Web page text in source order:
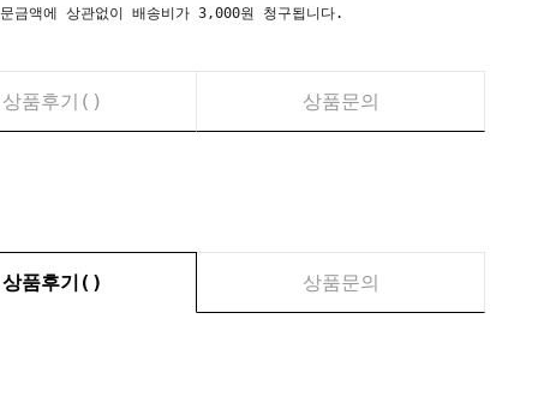
에 상관없이 배송비가 3,000원 청구됩니다.
상품후기( ) 상품문의
상품후기( ) 상품문의